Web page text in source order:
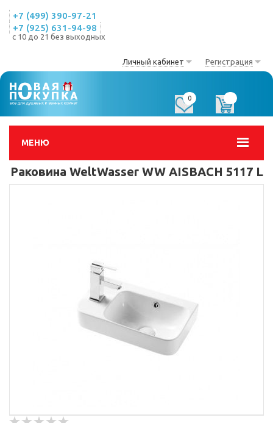
+7 (499) 390-97-21
+7 (925) 631-94-98
с 10 до 21 без выходных
Личный кабинет Регистрация
МЕНЮ
0
Раковина WeltWasser WW AISBACH 5117 L